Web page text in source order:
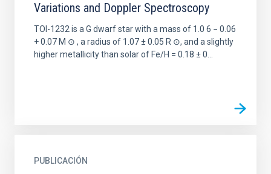
Variations and Doppler Spectroscopy
TOI-1232 is a G dwarf star with a mass of 1.0 6 − 0.06
+ 0.07 M ⊙ , a radius of 1.07 ± 0.05 R ⊙, and a slightly
higher metallicity than solar of Fe/H = 0.18 ± 0...
PUBLICACIÓN